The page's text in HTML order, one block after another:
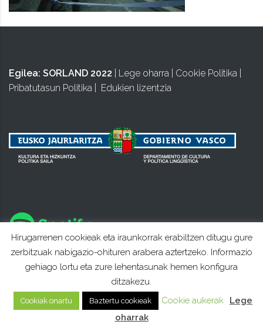
Egilea: SORLAND 2022 Lege oharra Cookie Politika
Pribatutasun Politika
Edukien lizentzia
Hirugarrenen cookieak eta iraunkorrak erabiltzen ditugu gure
zerbitzuak nabigazio-ohituren arabera aztertzeko. Informazio
gehiago lortu eta zure lehentasunak hemen konfigura
ditzakezu.
Cookiak onartu Baztertu cookieak Cookie aukerak
Lege
oharrak